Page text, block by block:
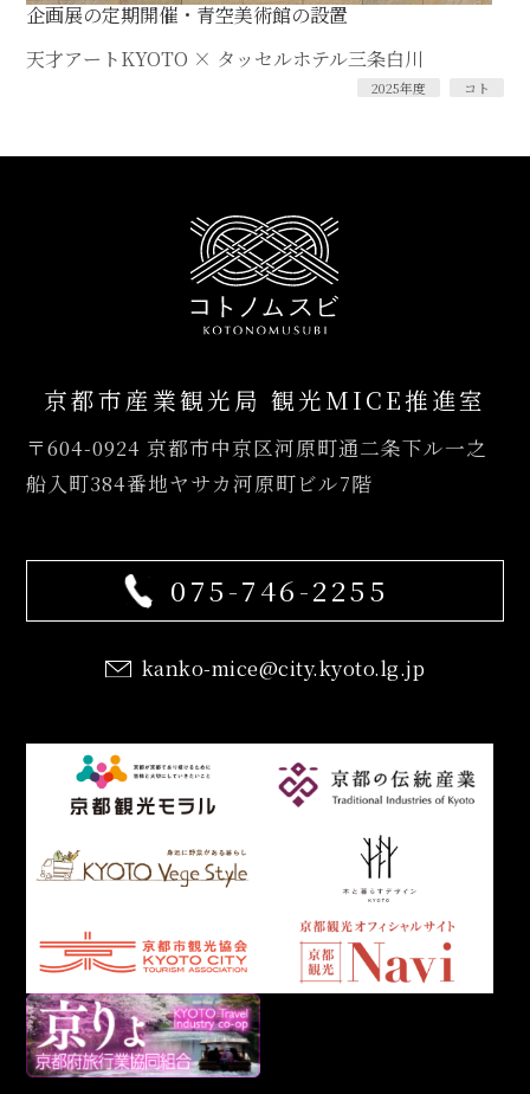
企画展の定期開催・青空美術館の設置
天才アートKYOTO × タッセルホテル三条白川
2025年度 コト
京都市産業観光局 観光MICE推進室
〒604-0924 京都市中京区河原町通二条下ル一之
船入町384番地ヤサカ河原町ビル7階
075-746-2255
kanko-mice@city.kyoto.lg.jp